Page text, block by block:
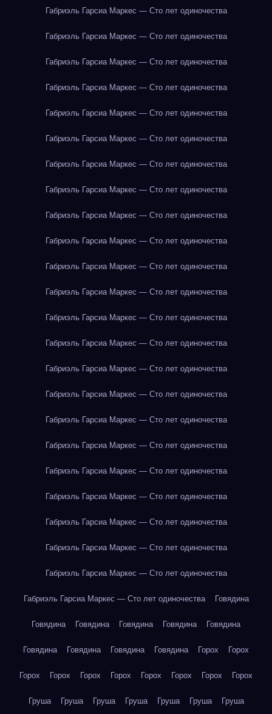
Габриэль Гарсиа Маркес — Сто лет одиночества
Габриэль Гарсиа Маркес — Сто лет одиночества
Габриэль Гарсиа Маркес — Сто лет одиночества
Габриэль Гарсиа Маркес — Сто лет одиночества
Габриэль Гарсиа Маркес — Сто лет одиночества
Габриэль Гарсиа Маркес — Сто лет одиночества
Габриэль Гарсиа Маркес — Сто лет одиночества
Габриэль Гарсиа Маркес — Сто лет одиночества
Габриэль Гарсиа Маркес — Сто лет одиночества
Габриэль Гарсиа Маркес — Сто лет одиночества
Габриэль Гарсиа Маркес — Сто лет одиночества
Габриэль Гарсиа Маркес — Сто лет одиночества
Габриэль Гарсиа Маркес — Сто лет одиночества
Габриэль Гарсиа Маркес — Сто лет одиночества
Габриэль Гарсиа Маркес — Сто лет одиночества
Габриэль Гарсиа Маркес — Сто лет одиночества
Габриэль Гарсиа Маркес — Сто лет одиночества
Габриэль Гарсиа Маркес — Сто лет одиночества
Габриэль Гарсиа Маркес — Сто лет одиночества
Габриэль Гарсиа Маркес — Сто лет одиночества
Габриэль Гарсиа Маркес — Сто лет одиночества
Габриэль Гарсиа Маркес — Сто лет одиночества
Габриэль Гарсиа Маркес — Сто лет одиночества
Габриэль Гарсиа Маркес — Сто лет одиночества Говядина
Говядина Говядина Говядина Говядина Говядина
Говядина Говядина Говядина Говядина Горох Горох
Горох Горох Горох Горох Горох Горох Горох Горох
Груша Груша Груша Груша Груша Груша Груша